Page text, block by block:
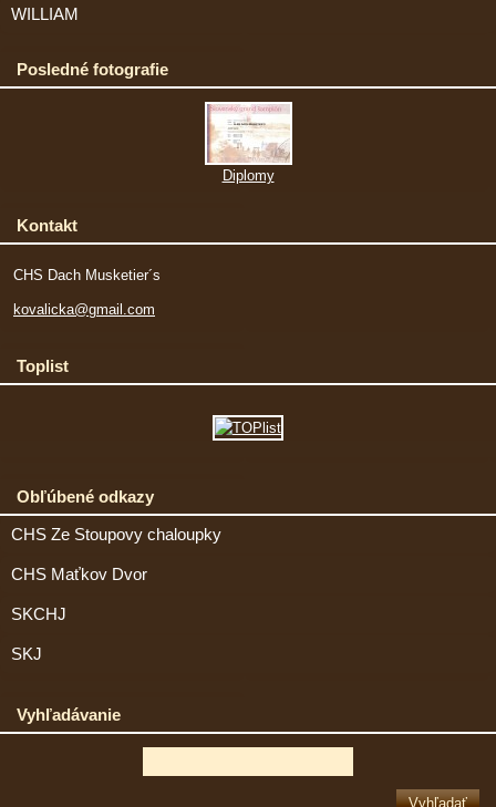
WILLIAM
Posledné fotografie
Diplomy
Kontakt
CHS Dach Musketier´s
kovalicka@gmail.com
Toplist
Obľúbené odkazy
CHS Ze Stoupovy chaloupky
CHS Maťkov Dvor
SKCHJ
SKJ
Vyhľadávanie